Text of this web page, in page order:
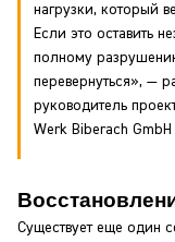
нагрузки, который
Если это оставить
полному
перевернуться», —
руководитель
Werk Biberach
Существует еще один